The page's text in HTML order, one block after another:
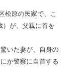
松原の民家で、こ
）が、父親に首を
いた妻が、自身の
か警察に自首する